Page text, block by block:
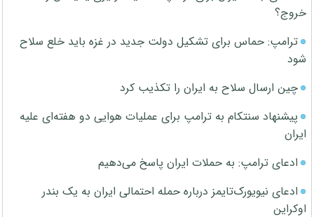
خروج؟
ترامپ: حماس برای تشکیل دولت جدید در غزه باید خلع سلاح
شود
چین ارسال سلاح به ایران را تکذیب کرد
پیشنهاد سنتکام به ترامپ برای عملیات هوایی دو هفته‌ای علیه
ایران
ادعای ترامپ: به حملات ایران پاسخ می‌دهیم
ادعای نیویورک‌تایمز درباره حمله احتمالی ایران به یک بندر
اوکراین